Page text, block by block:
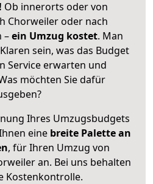
Ob innerorts oder von
Chorweiler oder nach
–ein Umzug kostet. Man
sein, was das Budget
Service erwarten und
möchten Sie dafür
Ihres Umzugsbudgets
eine breite Palette an
, für Ihren Umzug von
an. Bei uns behalten
Kostenkontrolle.